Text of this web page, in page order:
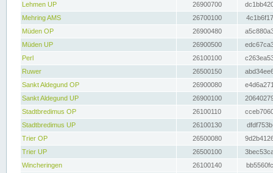
Lehmen UP
26900700
Mehring AMS
26700100
Müden OP
26900480
Müden UP
26900500
Perl
26100100
Ruwer
26500150
Sankt Aldegund OP
26900080
Sankt Aldegund UP
26900100
Stadtbredimus OP
26100110
Stadtbredimus UP
26100130
Trier OP
26500080
Trier UP
26500100
Wincheringen
26100140